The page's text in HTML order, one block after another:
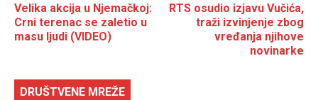
Velika akcija u Njemačkoj:
Crni terenac se zaletio u
masu ljudi (VIDEO)
RTS osudio izjavu Vučića,
traži izvinjenje zbog
vređanja njihove
novinarke
DRUŠTVENE MREŽE